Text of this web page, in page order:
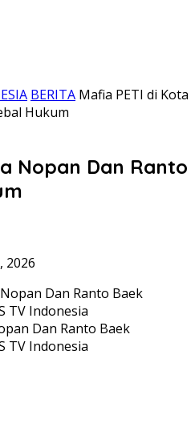
BERITA Mafia PETI di Kota
Hukum
Nopan Dan Ranto
2026
Dan Ranto Baek
TV Indonesia